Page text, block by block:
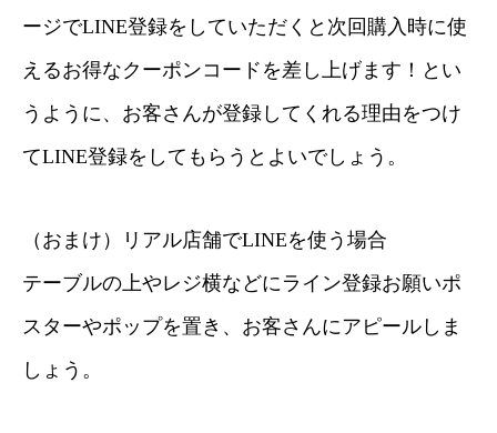
ージでLINE登録をしていただくと次回購入時に使
えるお得なクーポンコードを差し上げます！とい
うように、お客さんが登録してくれる理由をつけ
てLINE登録をしてもらうとよいでしょう。
（おまけ）リアル店舗でLINEを使う場合
テーブルの上やレジ横などにライン登録お願いポ
スターやポップを置き、お客さんにアピールしま
しょう。